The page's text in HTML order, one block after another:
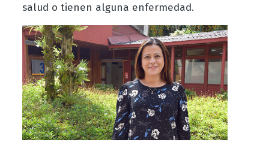
salud o tienen alguna enfermedad.